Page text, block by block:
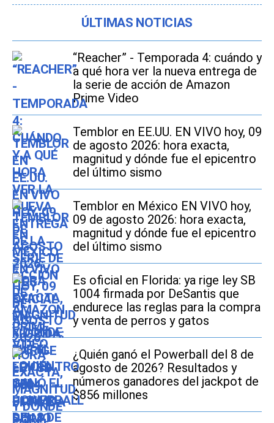
ÚLTIMAS NOTICIAS
“Reacher” - Temporada 4: cuándo y
a qué hora ver la nueva entrega de
la serie de acción de Amazon
Prime Video
Temblor en EE.UU. EN VIVO hoy, 09
de agosto 2026: hora exacta,
magnitud y dónde fue el epicentro
del último sismo
Temblor en México EN VIVO hoy,
09 de agosto 2026: hora exacta,
magnitud y dónde fue el epicentro
del último sismo
Es oficial en Florida: ya rige ley SB
1004 firmada por DeSantis que
endurece las reglas para la compra
y venta de perros y gatos
¿Quién ganó el Powerball del 8 de
agosto de 2026? Resultados y
números ganadores del jackpot de
$856 millones